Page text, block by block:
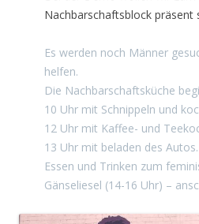
Nachbarschaftsblock präsent
Es werden noch Männer
helfen.
Die Nachbarschaftsküche
10 Uhr mit Schnippeln und
12 Uhr mit Kaffee- und
13 Uhr mit beladen des
Essen und Trinken zum
Gänseliesel (14-16 Uhr) –